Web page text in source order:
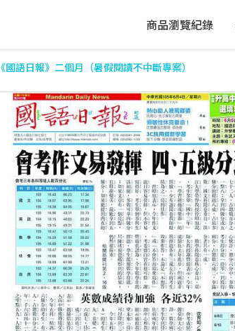
商品瀏覽紀錄
《國語日報》二個月（暑假閱讀不中斷專案）